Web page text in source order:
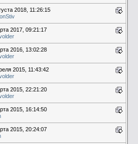
2018, 11:26:15
2017, 09:21:17
2016, 13:02:28
2015, 11:43:42
2015, 22:21:20
2015, 16:14:50
2015, 20:24:07